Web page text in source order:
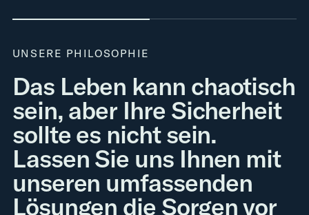
UNSERE PHILOSOPHIE
Das Leben kann chaotisch
sein, aber Ihre Sicherheit
sollte es nicht sein.
Lassen Sie uns Ihnen mit
unseren umfassenden
Lösungen die Sorgen vor